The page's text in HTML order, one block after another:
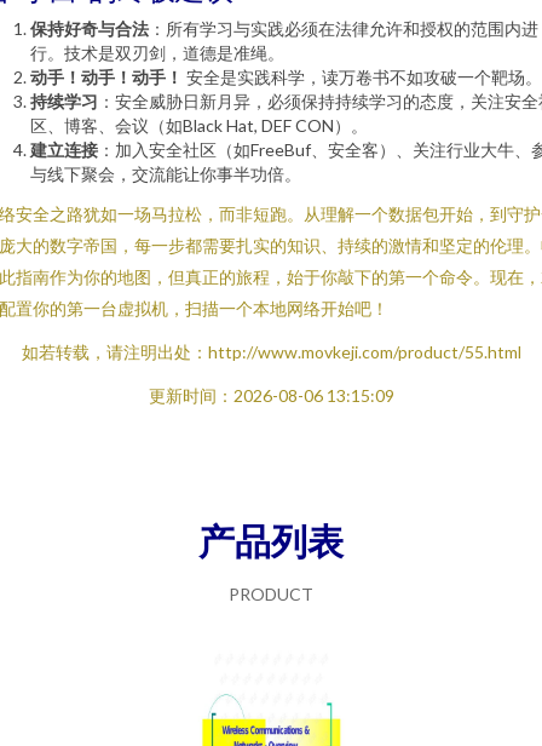
保持好奇与合法 ：所有学习与实践必须在法律允许和授权的范围内进
行。技术是双刃剑，道德是准绳。
动手！动手！动手！ 安全是实践科学，读万卷书不如攻破一个靶场。
持续学习 ：安全威胁日新月异，必须保持持续学习的态度，关注安全
区、博客、会议（如Black Hat, DEF CON）。
建立连接 ：加入安全社区（如FreeBuf、安全客）、关注行业大牛、
与线下聚会，交流能让你事半功倍。
安全之路犹如一场马拉松，而非短跑。从理解一个数据包开始，到守
大的数字帝国，每一步都需要扎实的知识、持续的激情和坚定的伦理
指南作为你的地图，但真正的旅程，始于你敲下的第一个命令。现在
置你的第一台虚拟机，扫描一个本地网络开始吧！
如若转载，请注明出处：http://www.movkeji.com/product/55.html
更新时间：2026-08-06 13:15:09
产品列表
PRODUCT